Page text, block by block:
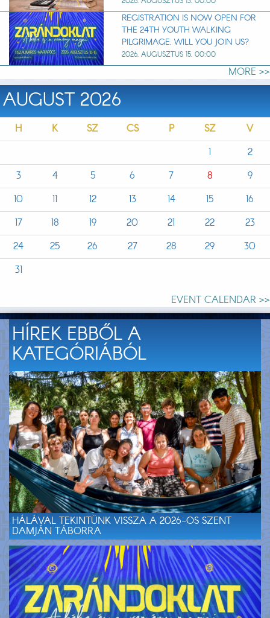
REGISTRATION IS NOW OPEN FOR
THE 24TH YOUTH WALKING
PILGRIMAGE. WILL YOU JOIN US?
2026. AUGUSZTUS 15. 00:00
MORE >>
AUGUST 2026
H K SZ CS P SZ
V
1
2
3
4 5 6 7 8
9
10
11 12 13 14 15
16
17
18 19 20 21 22
23
24
25 26 27 28 29
30
31
EVENT CALENDAR >>
HÍREK EBBŐL A
KATEGÓRIÁBÓL
HÁLÁVAL TEKINTÜNK VISSZA A 2026-OS SZENT
DAMJÁN TÁBORRA